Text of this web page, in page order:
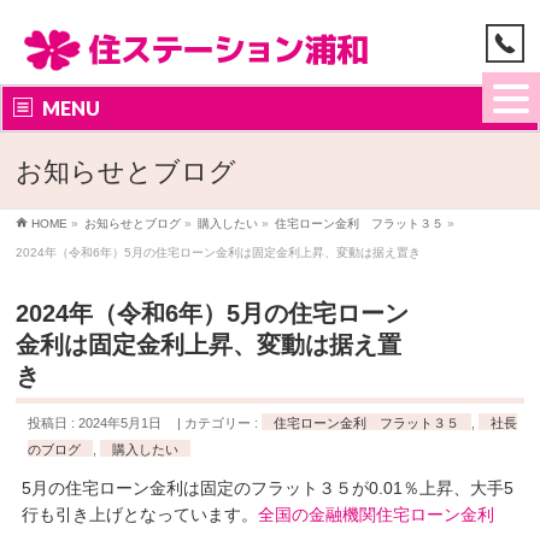
MENU
お知らせとブログ
HOME » お知らせとブログ » 購入したい » 住宅ローン金利 フラット３５ »
2024年（令和6年）5月の住宅ローン金利は固定金利上昇、変動は据え置き
2024年（令和6年）5月の住宅ローン
金利は固定金利上昇、変動は据え置
き
投稿日 : 2024年5月1日 カテゴリー : 住宅ローン金利 フラット３５
社長
のブログ
購入したい
5月の住宅ローン金利は固定のフラット３５が0.01％上昇、大手5
行も引き上げとなっています。全国の金融機関住宅ローン金利